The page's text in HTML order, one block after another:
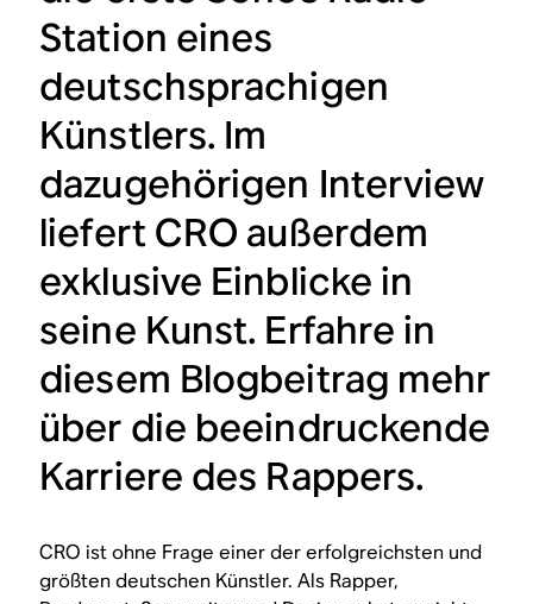
Station eines
deutschsprachigen
Künstlers. Im
dazugehörigen Interview
liefert CRO außerdem
exklusive Einblicke in
seine Kunst. Erfahre in
diesem Blogbeitrag mehr
über die beeindruckende
Karriere des Rappers.
CRO ist ohne Frage einer der erfolgreichsten und
größten deutschen Künstler. Als Rapper,